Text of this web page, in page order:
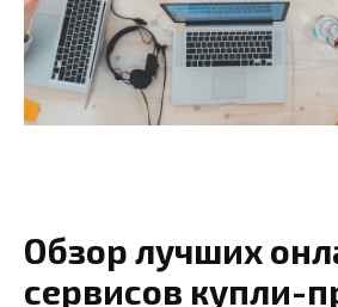
Обзор лучших
сервисов купли-